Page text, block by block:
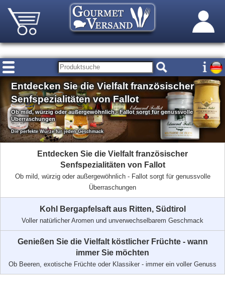
Entdecken Sie die Vielfalt französischer
Senfspezialitäten von Fallot
Ob mild, würzig oder außergewöhnlich - Fallot sorgt für genussvolle
Überraschungen
Die perfekte Würze für jeden Geschmack
Entdecken Sie die Vielfalt französischer
Senfspezialitäten von Fallot
Ob mild, würzig oder außergewöhnlich - Fallot sorgt für genussvolle
Überraschungen
Kohl Bergapfelsaft aus Ritten, Südtirol
Voller natürlicher Aromen und unverwechselbarem Geschmack
Genießen Sie die Vielfalt köstlicher Früchte - wann
immer Sie möchten
Ob Beeren, exotische Früchte oder Klassiker - immer ein voller Genuss